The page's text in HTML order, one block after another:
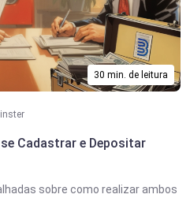
30 min. de leitura
Cadastrar e Depositar
sobre como realizar ambos